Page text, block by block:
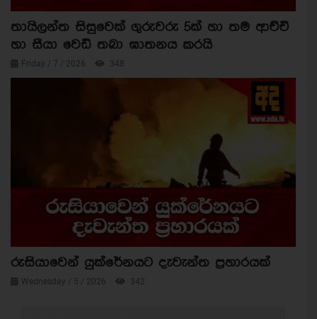
තායිලන්ත සිසුවෙක් ගුරුවරු 5ක් හා තම ආච්චි
හා සීයා වෙඩි තබා ඝාතනය කරයි
Friday / 7 / 2026 348
රුසියාවෙන් යුක්රේනයට දැවැන්ත ප්‍රහාරයක්
Wednesday / 5 / 2026 342